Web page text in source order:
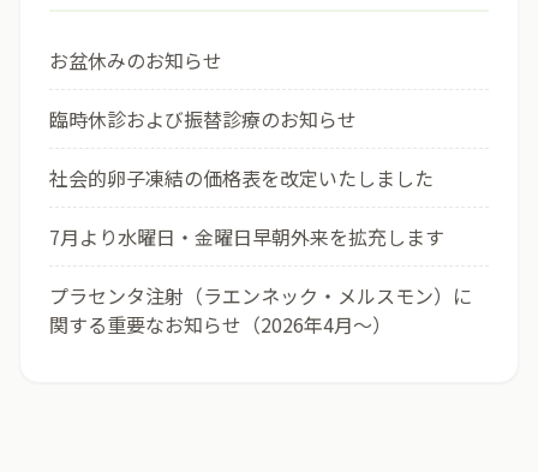
お盆休みのお知らせ
臨時休診および振替診療のお知らせ
社会的卵子凍結の価格表を改定いたしました
7月より水曜日・金曜日早朝外来を拡充します
プラセンタ注射（ラエンネック・メルスモン）に
関する重要なお知らせ（2026年4月〜）